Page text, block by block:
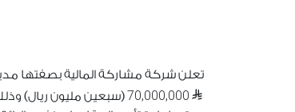
تعلن شركة مشاركة المالية بصفتها
70,000,000(سبعين مليون ريال)